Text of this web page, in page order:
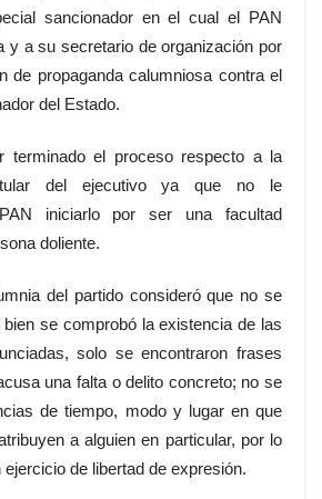
sancionador en el cual el PAN
y a su secretario de organización por
de propaganda calumniosa contra el
del Estado.
terminado el proceso respecto a la
del ejecutivo ya que no le
iniciarlo por ser una facultad
doliente.
del partido consideró que no se
se comprobó la existencia de las
solo se encontraron frases
una falta o delito concreto; no se
de tiempo, modo y lugar en que
a alguien en particular, por lo
de libertad de expresión.